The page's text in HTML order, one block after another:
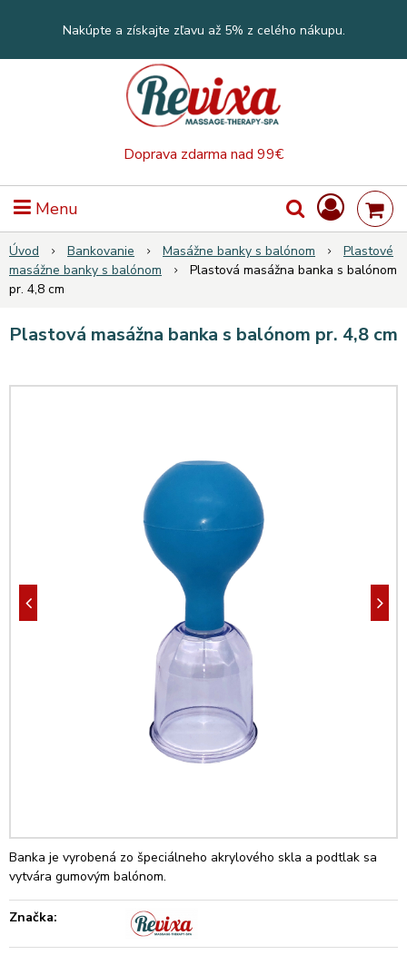
Doprava zdarma nad 99€
Nakúpte a získajte zľavu až 5% z celého nákupu.
Menu
Úvod Bankovanie Masážne banky s balónom
Plastové
masážne banky s balónom
Plastová masážna banka s balónom
pr. 4,8 cm
Plastová masážna banka s balónom pr. 4,8 cm
Banka je vyrobená zo špeciálneho akrylového skla a podtlak sa
vytvára gumovým balónom.
Značka: